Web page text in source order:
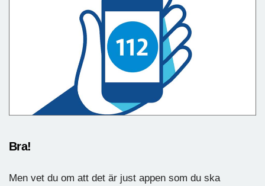
Bra!
Men vet du om att det är just appen som du ska